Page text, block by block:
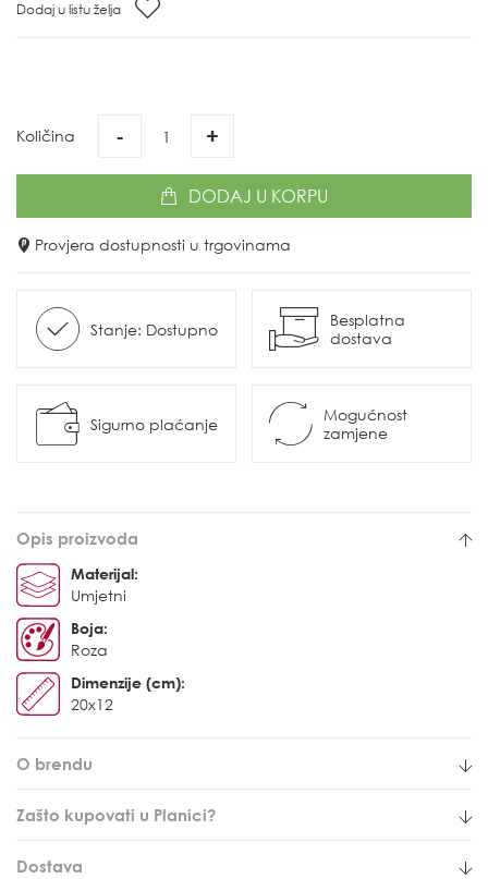
Dodaj u listu želja
Količina - +
DODAJ U KORPU
Provjera dostupnosti u trgovinama
Stanje: Dostupno
Besplatna
dostava
Sigurno plaćanje
Mogućnost
zamjene
Opis proizvoda
Materijal:
Umjetni
Boja:
Roza
Dimenzije (cm):
20x12
O brendu
Zašto kupovati u Planici?
Dostava